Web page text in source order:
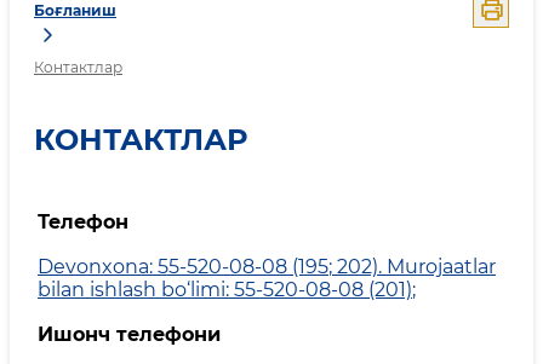
Боғланиш
Контактлар
КОНТАКТЛАР
Телефон
Devonxona: 55-520-08-08 (195; 202). Murojaatlar
bilan ishlash bo‘limi: 55-520-08-08 (201);
Ишонч телефони